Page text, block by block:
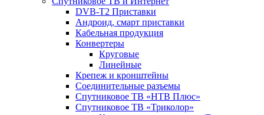
DVB-Т2 Приставки
Андроид, смарт приставки
Кабельная продукция
Конвертеры
Круговые
Линейные
Крепеж и кронштейны
Соединительные разъемы
Спутниковое ТВ «НТВ Плюс»
Спутниковое ТВ «Триколор»